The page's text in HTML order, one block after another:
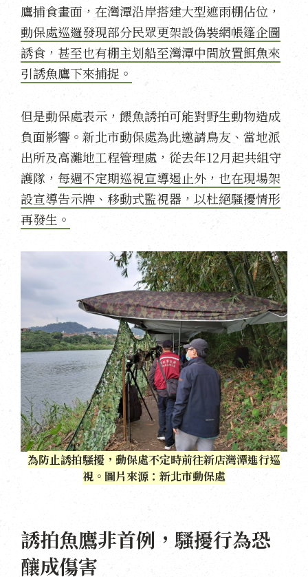
鷹捕食畫面，在灣潭沿岸搭建大型遮雨棚佔位，
動保處巡邏發現部分民眾更架設偽裝網帳篷企圖
誘食，甚至也有棚主划船至灣潭中間放置餌魚來
引誘魚鷹下來捕捉。
但是動保處表示，餵魚誘拍可能對野生動物造成
負面影響。新北市動保處為此邀請鳥友、當地派
出所及高灘地工程管理處，從去年12月起共組守
護隊， 每週不定期巡視宣導遏止外，也在現場架
設宣導告示牌、移動式監視器，以杜絕騷擾情形
再發生。
為防止誘拍騷擾，動保處不定時前往新店灣潭進行巡
視。圖片來源：新北市動保處
誘拍魚鷹非首例，騷擾行為恐
釀成傷害